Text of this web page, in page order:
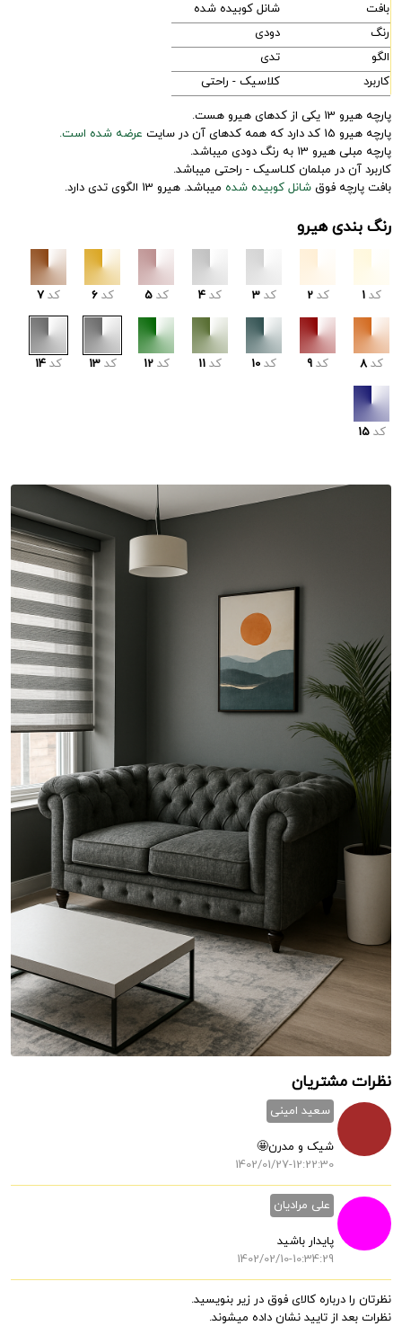
بافت
شانل کوبیده شده
رنگ
دودی
الگو
تدی
کاربرد
کلاسیک - راحتی
پارچه هیرو 13 یکی از کدهای هیرو هست.
پارچه هیرو 15 کد دارد که همه کدهای آن در سایت
عرضه شده است.
پارچه مبلی هیرو 13 به رنگ دودی میباشد.
کاربرد آن در مبلمان کلـاسیک - راحتی میباشد.
بافت پارچه فوق شانل کوبیده شده میباشد. هیرو 13 الگوی تدی دارد.
رنگ بندی هیرو
کد 1 کد 2 کد 3 کد 4 کد 5 کد 6 کد 7
کد 8 کد 9 کد 10 کد 11 کد 12 کد 13 کد 14
کد 15
نظرات مشتریان
سعید امینی
شیک و مدرن🤩
1402/01/27-12:22:30
علی مرادیان
پایدار باشید
1402/02/10-10:34:29
نظرتان را درباره کالای فوق در زیر بنویسید.
نظرات بعد از تایید نشان داده میشوند.